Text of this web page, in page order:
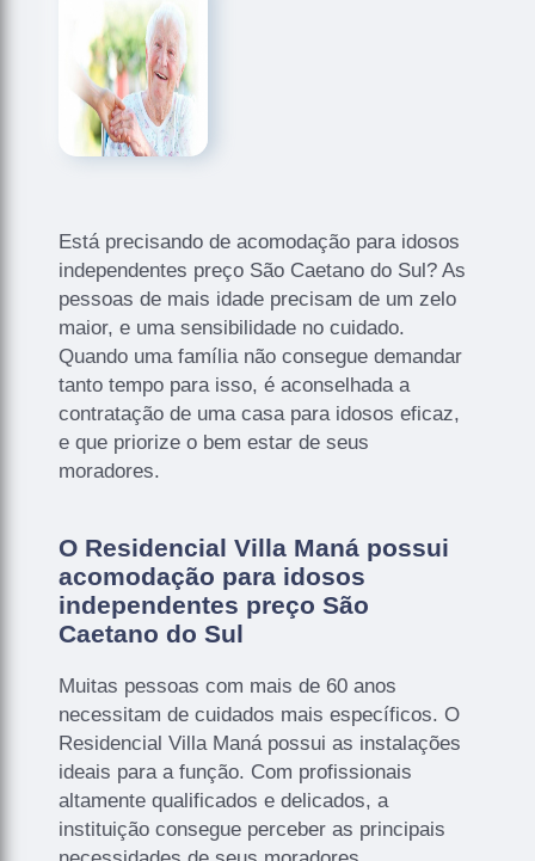
Está precisando de acomodação para idosos
independentes preço São Caetano do Sul? As
pessoas de mais idade precisam de um zelo
maior, e uma sensibilidade no cuidado.
Quando uma família não consegue demandar
tanto tempo para isso, é aconselhada a
contratação de uma casa para idosos eficaz,
e que priorize o bem estar de seus
moradores.
O Residencial Villa Maná possui
acomodação para idosos
independentes preço São
Caetano do Sul
Muitas pessoas com mais de 60 anos
necessitam de cuidados mais específicos. O
Residencial Villa Maná possui as instalações
ideais para a função. Com profissionais
altamente qualificados e delicados, a
instituição consegue perceber as principais